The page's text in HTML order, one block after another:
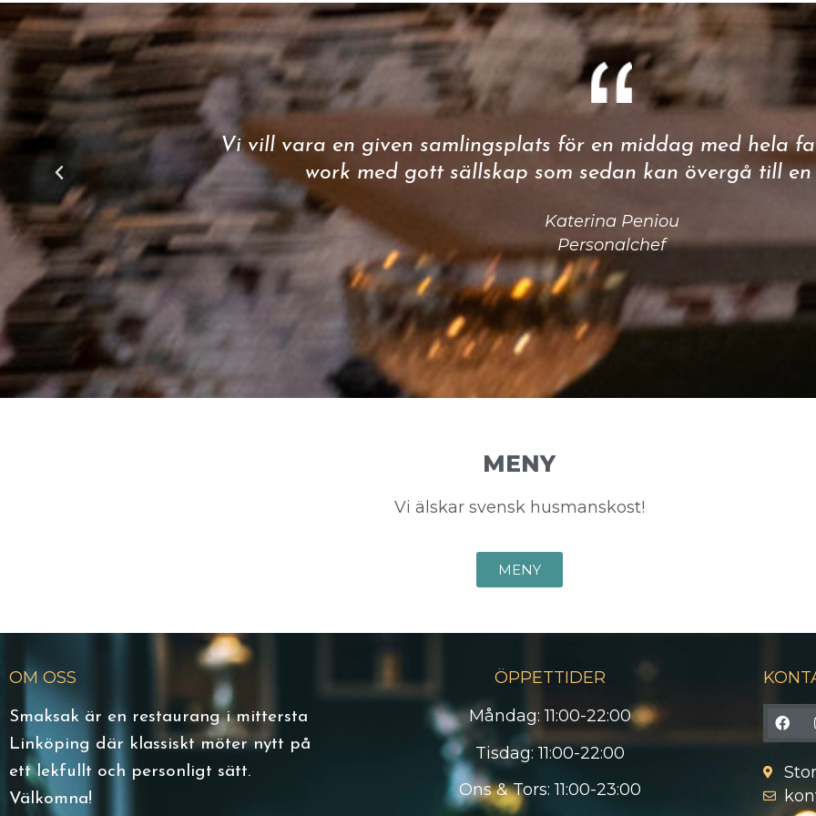
Vi vill vara en given samlingsplats för en middag med hela
work med gott sällskap som sedan kan övergå till
Katerina Peniou
Personalchef
MENY
Vi älskar svensk husmanskost!
MENY
OM OSS
Smaksak är en restaurang i mittersta
Linköping där klassiskt möter nytt på
ett lekfullt och personligt sätt.
Välkomna!
ÖPPETTIDER
Måndag: 11:00-22:00
Tisdag: 11:00-22:00
Ons & Tors: 11:00-23:00